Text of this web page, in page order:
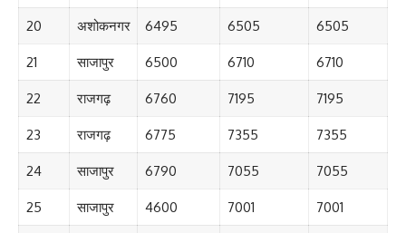
20 अशोकनगर 6495 6505 6505
21 साजापुर 6500 6710 6710
22 राजगढ़ 6760 7195 7195
23 राजगढ़ 6775 7355 7355
24 साजापुर 6790 7055 7055
25 साजापुर 4600 7001 7001